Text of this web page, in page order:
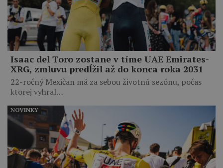
Isaac del Toro zostane v tíme UAE Emirates-
XRG, zmluvu predĺžil až do konca roka 2031
22-ročný Mexičan má za sebou životnú sezónu, počas
ktorej vyhral…
NOVINKY